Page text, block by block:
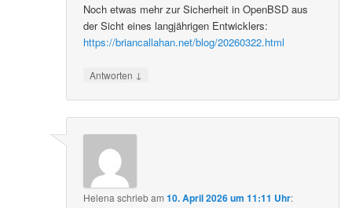
Noch etwas mehr zur Sicherheit in OpenBSD aus
der Sicht eines langjährigen Entwicklers:
https://briancallahan.net/blog/20260322.html
Antworten ↓
Helena schriebam10. April 2026 um 11:11 Uhr: